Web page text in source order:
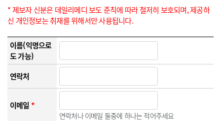
* 제보자 신분은 데일리메디 보도 준칙에 따라 철저히 보호되며, 제공하
신 개인정보는 취재를 위해서만 사용됩니다.
이름(익명으로
도 가능)
연락처
이메일*
연락처나 이메일 둘중에 하나는 적어주세요